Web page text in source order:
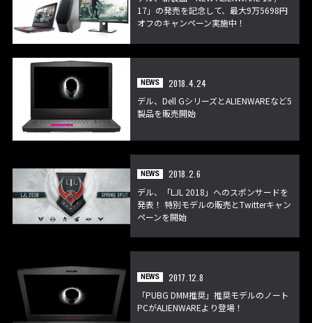
17」の発売を記念して、最大9万5698円
オフのキャンペーン実施中！
NEWS
2018.4.24
デル、Dell GシリーズとALIENWAREなど5
製品を販売開始
NEWS
2018.2.6
デル、「LJL 2018」へのスポンサードを
発表！ 特別モデルの販売とTwitterキャン
ペーンを開始
NEWS
2017.12.8
「PUBG DMM推奨」推奨モデルのノート
PCがALIENWAREより登場！